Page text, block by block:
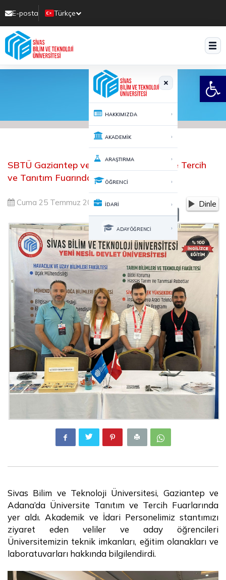
E-posta
Türkçe
Translate
HAKKIMIZDA ›
AKADEMİK ›
ARAŞTIRMA ›
ÖĞRENCİ ›
İDARİ ›
ADAY ÖĞRENCİ ›
SBTÜ Gaziantep ve Adana'da Üniversite Tercih
ve Tanıtım Fuarında
Cuma 25 Temmuz 2025 17:51 Dinle
A A
Sivas Bilim ve Teknoloji Üniversitesi, Gaziantep ve
Adana’da Üniversite Tanıtım ve Tercih Fuarlarında
yer aldı. Akademik ve İdari Personelimiz stantımızı
ziyaret eden veliler ve aday öğrencileri
Üniversitemizin teknik imkanları, eğitim olanakları ve
laboratuvarları hakkında bilgilendirdi.